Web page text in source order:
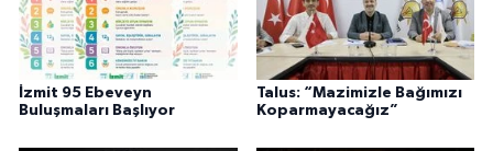
İzmit 95 Ebeveyn
Buluşmaları Başlıyor
Talus: “Mazimizle Bağımızı
Koparmayacağız”